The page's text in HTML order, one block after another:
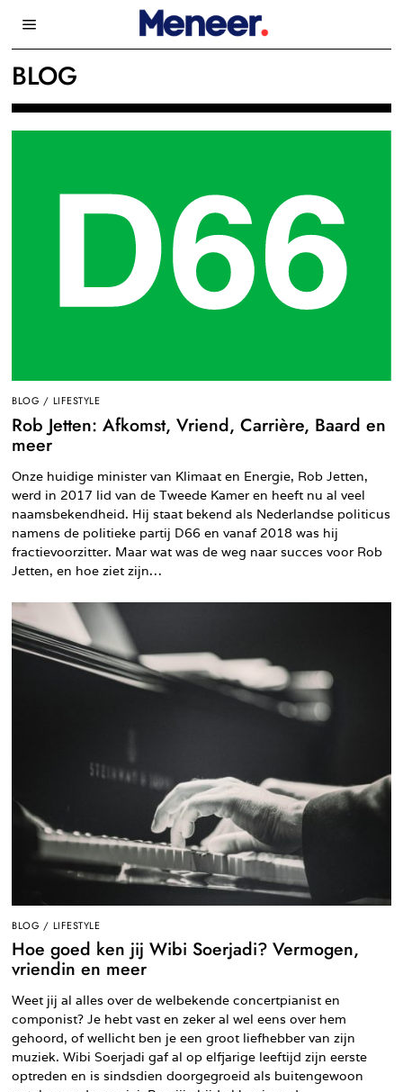
BLOG
BLOG / LIFESTYLE
Rob Jetten: Afkomst, Vriend, Carrière, Baard en
meer
Onze huidige minister van Klimaat en Energie, Rob Jetten,
werd in 2017 lid van de Tweede Kamer en heeft nu al veel
naamsbekendheid. Hij staat bekend als Nederlandse politicus
namens de politieke partij D66 en vanaf 2018 was hij
fractievoorzitter. Maar wat was de weg naar succes voor Rob
Jetten, en hoe ziet zijn…
BLOG / LIFESTYLE
Hoe goed ken jij Wibi Soerjadi? Vermogen,
vriendin en meer
Weet jij al alles over de welbekende concertpianist en
componist? Je hebt vast en zeker al wel eens over hem
gehoord, of wellicht ben je een groot liefhebber van zijn
muziek. Wibi Soerjadi gaf al op elfjarige leeftijd zijn eerste
optreden en is sindsdien doorgegroeid als buitengewoon